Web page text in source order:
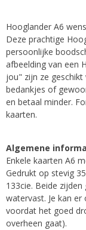
Hooglander A6
Deze prachtige
persoonlijke
afbeelding van een
jou" zijn ze
bedankjes of
en betaal minder.
kaarten.
Algemene
Enkele kaarten A6
Gedrukt op stevig
133cie. Beide
watervast. Je kan
voordat het goed
overheen gaat).